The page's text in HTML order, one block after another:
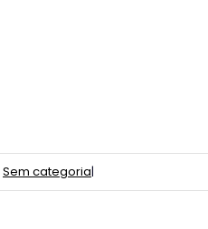
Sem categoria|